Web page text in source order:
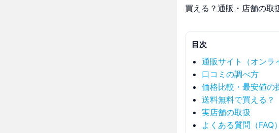
買える？通販・店舗の取
目次
通販サイト（オンラ
口コミの調べ方
価格比較・最安値の
送料無料で買える？
実店舗の取扱
よくある質問（FAQ）